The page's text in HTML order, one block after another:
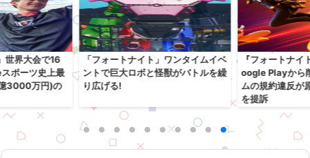
世界大会で16
ポーツ史上最
3000万円)の
「フォートナイト」ワンタイムイベ
ントで巨大ロボと怪獣がバトルを繰
り広げる!
『フォートナ
oogle Playから
ムの規約違反が
を提訴